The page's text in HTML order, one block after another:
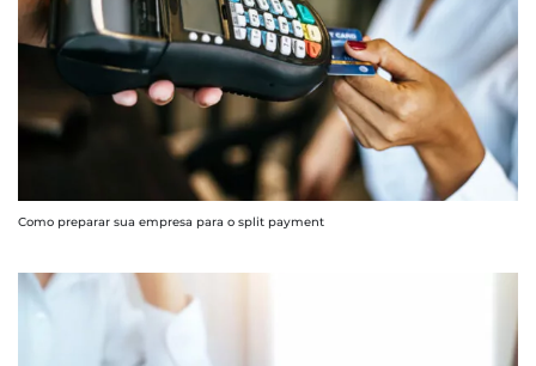
Como preparar sua empresa para o split payment